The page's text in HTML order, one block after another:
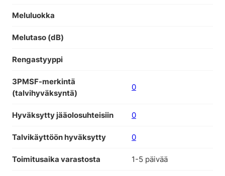
Meluluokka
Melutaso (dB)
Rengastyyppi
3PMSF-merkintä
(talvihyväksyntä)
0
Hyväksytty jääolosuhteisiin 0
Talvikäyttöön hyväksytty 0
Toimitusaika varastosta 1-5 päivää